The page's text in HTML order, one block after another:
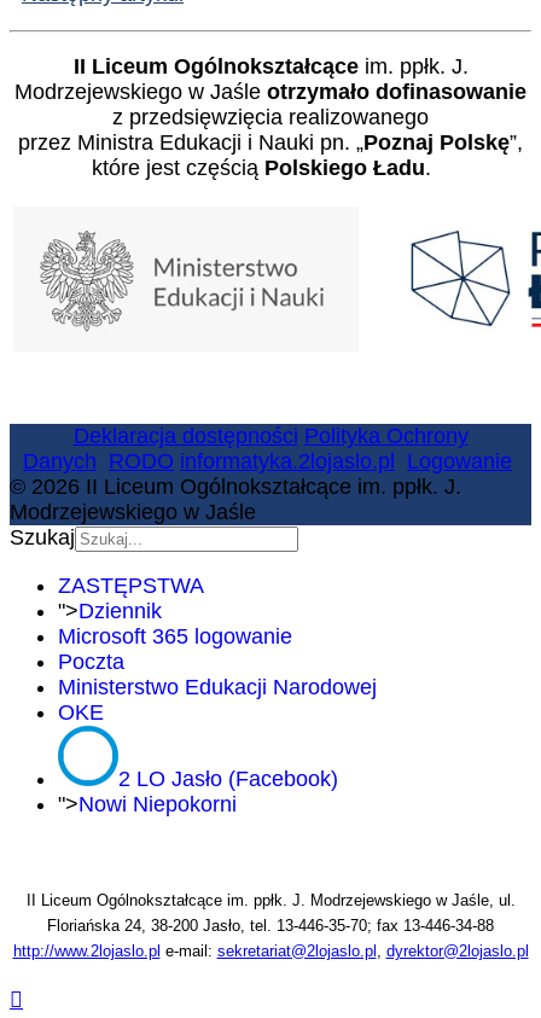
II Liceum Ogólnokształcąceim. ppłk. J.
Modrzejewskiego w Jaśle otrzymało dofinasowanie
z przedsięwzięcia realizowanego
przez Ministra Edukacji i Nauki pn. „Poznaj Polskę”,
które jest częścią Polskiego Ładu.
Deklaracja dostępności Polityka Ochrony
Danych RODO informatyka.2lojaslo.pl
Logowanie
© 2026 II Liceum Ogólnokształcące im. ppłk. J.
Modrzejewskiego w Jaśle
Szukaj
ZASTĘPSTWA
">Dziennik
Microsoft 365 logowanie
Poczta
Ministerstwo Edukacji Narodowej
OKE
2 LO Jasło (Facebook)
">Nowi Niepokorni
II Liceum Ogólnokształcące im. ppłk. J. Modrzejewskiego w Jaśle, ul.
Floriańska 24, 38-200 Jasło, tel. 13-446-35-70; fax 13-446-34-88
http://www.2lojaslo.pl e-mail: sekretariat@2lojaslo.pl , dyrektor@2lojaslo.pl